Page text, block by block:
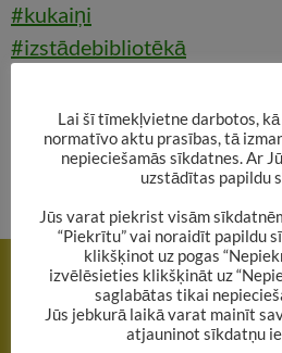
#kukaiņi
#izstādebibliotēkā
lery id=”62″
kukaiņiem”]
navigācija
IEPRIEKŠĒJAIS RAKSTS
Aicinām uz grāmatu izstādi!
NĀKAMAIS RAKSTS
Lai šī tīmekļvietne darbotos,
normatīvo aktu prasības, tā
nepieciešamās sīkdatnes. Ar
uzstādītas papildu
Jūs varat piekrist visām
“Piekrītu” vai noraidīt papildu
klikšķinot uz pogas
izvēlēsieties klikšķināt uz
saglabātas tikai
Jūs jebkurā laikā varat mainīt
atjauninot sīkdatņu